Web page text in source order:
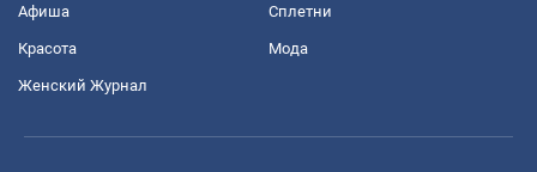
Афиша Сплетни
Красота Мода
Женский Журнал